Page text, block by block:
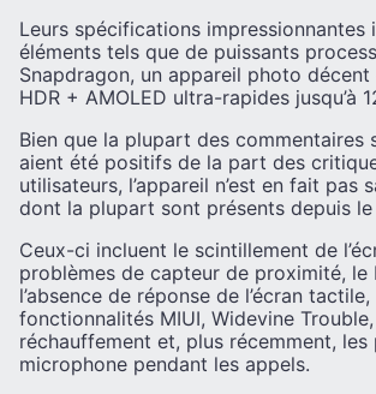
Leurs spécifications impressionnantes
éléments tels que de puissants
Snapdragon, un appareil photo
HDR + AMOLED ultra-rapides jusqu’à
Bien que la plupart des commentaires
aient été positifs de la part des
utilisateurs, l’appareil n’est en fait pas
dont la plupart sont présents depuis le
Ceux-ci incluent le scintillement de
problèmes de capteur de proximité, le
l’absence de réponse de l’écran
fonctionnalités MIUI, Widevine
réchauffement et, plus récemment, les
microphone pendant les appels.